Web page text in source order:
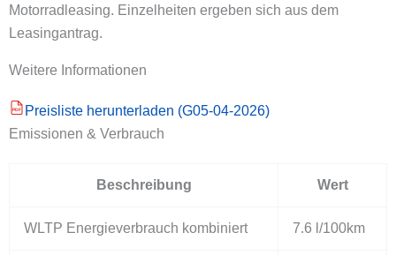
Motorradleasing. Einzelheiten ergeben sich aus dem
Leasingantrag.
Weitere Informationen
PDF
Preisliste herunterladen (G05-04-2026)
Emissionen & Verbrauch
Beschreibung Wert
WLTP Energieverbrauch kombiniert 7.6 l/100km